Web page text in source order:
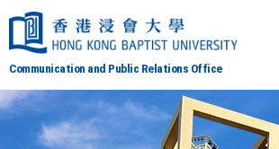
Communication and Public Relations Office